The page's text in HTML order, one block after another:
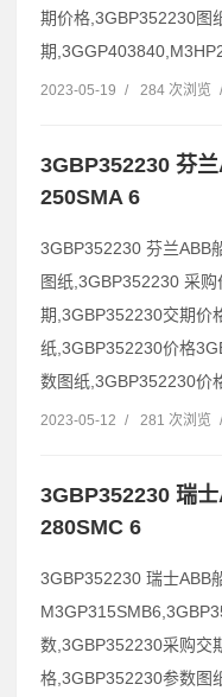
期价格,3GBP352230图
期
2023-05-19 / 284 次浏览 /
3GBP352230 芬
250SMA 6
3GBP352230 芬兰ABB
图纸,3GBP352230 采
期,3GBP352230交期价
纸,3GBP352230价格
数图纸,3GBP352230价
2023-05-12 / 281 次浏览 /
3GBP352230 瑞
280SMC 6
3GBP352230 瑞士ABB
数,3GBP352230采购交
格,3GBP352230参数图